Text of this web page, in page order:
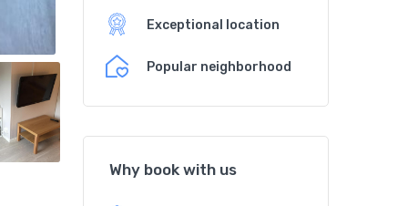
Exceptional location
Popular neighborhood
Why book with us